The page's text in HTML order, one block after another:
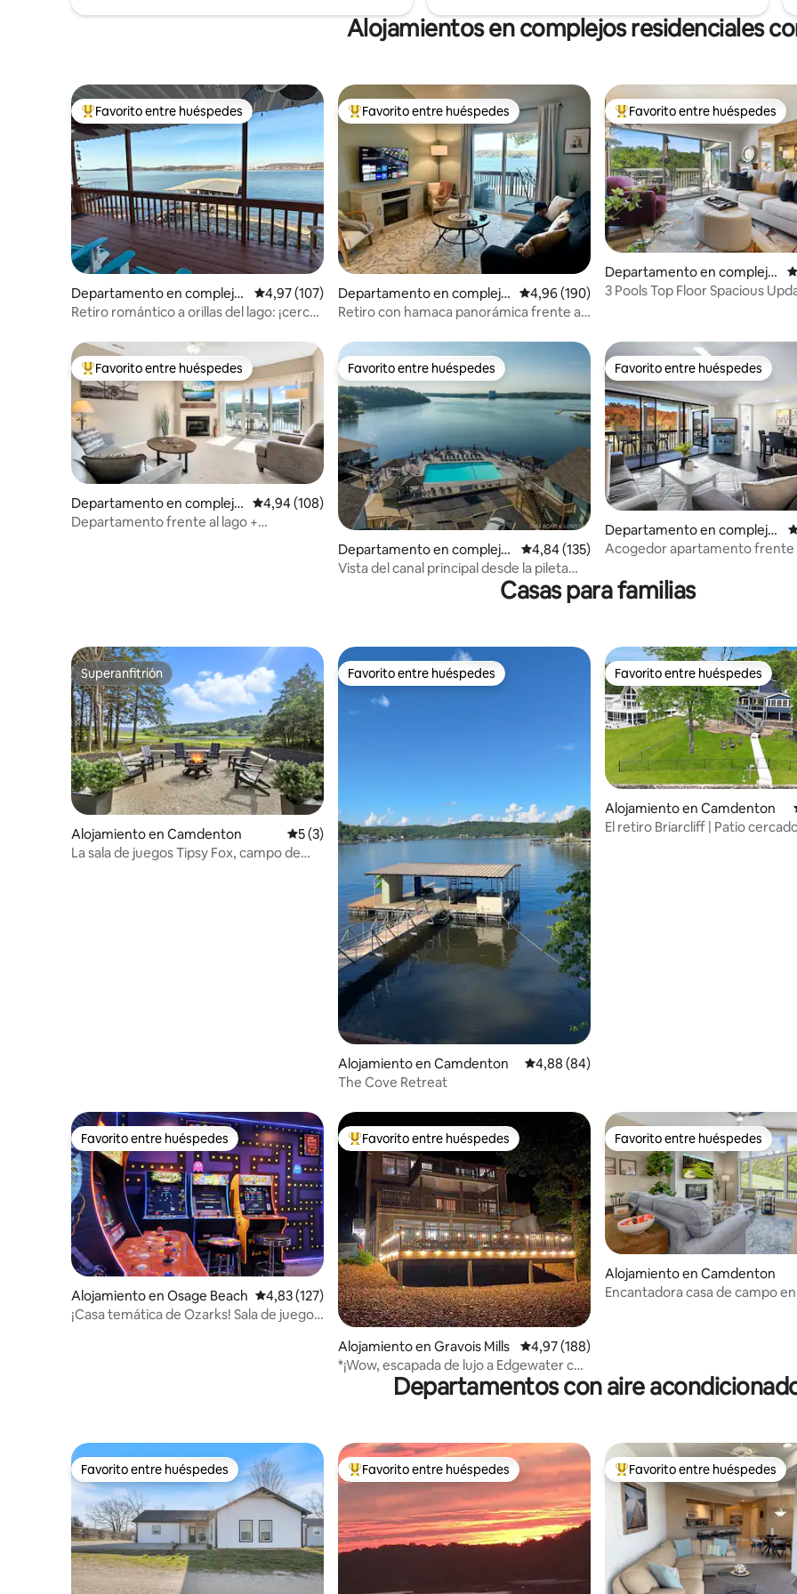
Alojamientos en complejos residenciales
Favorito entre los huéspedes más destacados
Favorito entre huéspedes
Departamento en complejo
residencial en Lake Ozark
Calificación promedio: 4,97 de 5. 107 evaluaciones
4,97 (107)
Retiro romántico a orillas del lago: ¡cerca
Favorito entre los huéspedes más destacados
Favorito entre huéspedes
Departamento en complejo
residencial en Lake Ozark
Calificación promedio: 4,96 de 5. 190
4,96 (190)
Retiro con hamaca panorámica frente al
Favorito entre los huéspedes
Favorito entre huéspedes
Departamento en complejo
residencial en Osage Beach
3 Pools Top Floor Spacious
Favorito entre los huéspedes más destacados
Favorito entre huéspedes
Departamento en complejo
residencial en Camdenton
Calificación promedio: 4,94 de 5. 108 evaluaciones
4,94 (108)
Departamento frente al lago +
Favorito entre huéspedes
Favorito entre huéspedes
Departamento en complejo
residencial en Village of Four
Calificación promedio: 4,84 de 5. 135
4,84 (135)
Vista del canal principal desde la pileta
Favorito entre huéspedes
Favorito entre huéspedes
Departamento en complejo
residencial en Osage Beach
Acogedor apartamento frente
baños
Casas para familias
Superanfitrión
Superanfitrión
Alojamiento en Camdenton Calificación promedio: 5 de 5. 3 evaluaciones
5 (3)
La sala de juegos Tipsy Fox, campo de
Favorito entre huéspedes
Favorito entre huéspedes
Alojamiento en Camdenton Calificación promedio: 4,88 de 5. 84
4,88 (84)
The Cove Retreat
Favorito entre huéspedes
Favorito entre huéspedes
Alojamiento en Camdenton
El retiro Briarcliff | Patio
Favorito entre huéspedes
Favorito entre huéspedes
Alojamiento en Osage Beach Calificación promedio: 4,83 de 5. 127 evaluaciones
4,83 (127)
¡Casa temática de Ozarks! Sala de juegos,
Favorito entre los huéspedes más destacados
Favorito entre huéspedes
Alojamiento en Gravois Mills Calificación promedio: 4,97 de 5. 188
4,97 (188)
*¡Wow, escapada de lujo a Edgewater con
5 dormitorios, 4 baños y jacuzzi!
Favorito entre huéspedes
Favorito entre huéspedes
Alojamiento en Camdenton
Encantadora casa de campo
Departamentos con aire
Favorito entre huéspedes
Favorito entre huéspedes Favorito entre los huéspedes más destacados
Favorito entre huéspedes Favorito entre los huéspedes
Favorito entre huéspedes